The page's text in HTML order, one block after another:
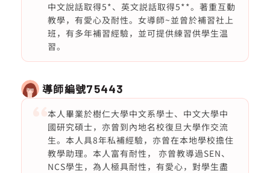
中文說話取得5*、英文説話取得5**。著重互動
教學，有愛心及耐性。女導師~並曾於補習社上
班，有多年補習經驗，並可提供練習供學生温
習。
導師編號75443
本人畢業於樹仁大學中文系學士、中文大學中
國研究碩士，亦曾到內地名校復旦大學作交流
生。本人具8年私補經驗，亦曾在本地學校擔住
教學助理。本人富有耐性， 亦曾教導過SEN、
NCS學生，為人極具耐性，有愛心，對學生盡